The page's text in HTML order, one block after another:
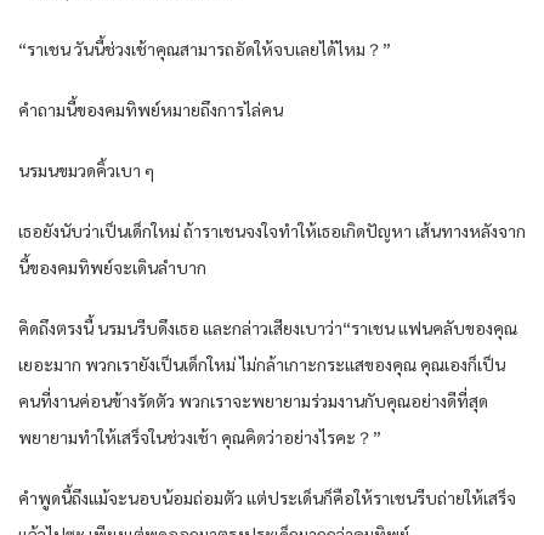
“ราเชน วันนี้ช่วงเช้าคุณสามารถอัดให้จบเลยได้ไหม？”
คำถามนี้ของคมทิพย์หมายถึงการไล่คน
นรมนขมวดคิ้วเบา ๆ
เธอยังนับว่าเป็นเด็กใหม่ ถ้าราเชนจงใจทำให้เธอเกิดปัญหา เส้นทางหลังจาก
นี้ของคมทิพย์จะเดินลำบาก
คิดถึงตรงนี้ นรมนรีบดึงเธอ และกล่าวเสียงเบาว่า“ราเชน แฟนคลับของคุณ
เยอะมาก พวกเรายังเป็นเด็กใหม่ ไม่กล้าเกาะกระแสของคุณ คุณเองก็เป็น
คนที่งานค่อนข้างรัดตัว พวกเราจะพยายามร่วมงานกับคุณอย่างดีที่สุด
พยายามทำให้เสร็จในช่วงเช้า คุณคิดว่าอย่างไรคะ？”
คำพูดนี้ถึงแม้จะนอบน้อมถ่อมตัว แต่ประเด็นก็คือให้ราเชนรีบถ่ายให้เสร็จ